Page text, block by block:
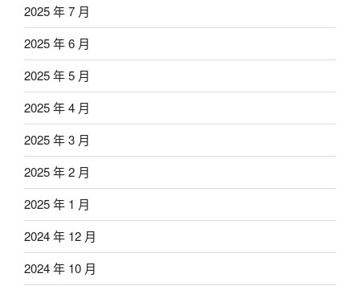
2025 年 7 月
2025 年 6 月
2025 年 5 月
2025 年 4 月
2025 年 3 月
2025 年 2 月
2025 年 1 月
2024 年 12 月
2024 年 10 月